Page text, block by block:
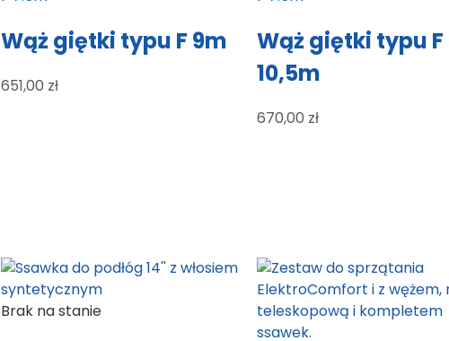
Wąż giętki typu F 9m
651,00 zł
Wąż giętki typu F
10,5m
670,00 zł
Brak na stanie